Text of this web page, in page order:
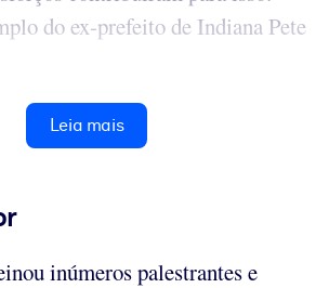
do ex-prefeito de Indiana Pete
Leia mais
inúmeros palestrantes e